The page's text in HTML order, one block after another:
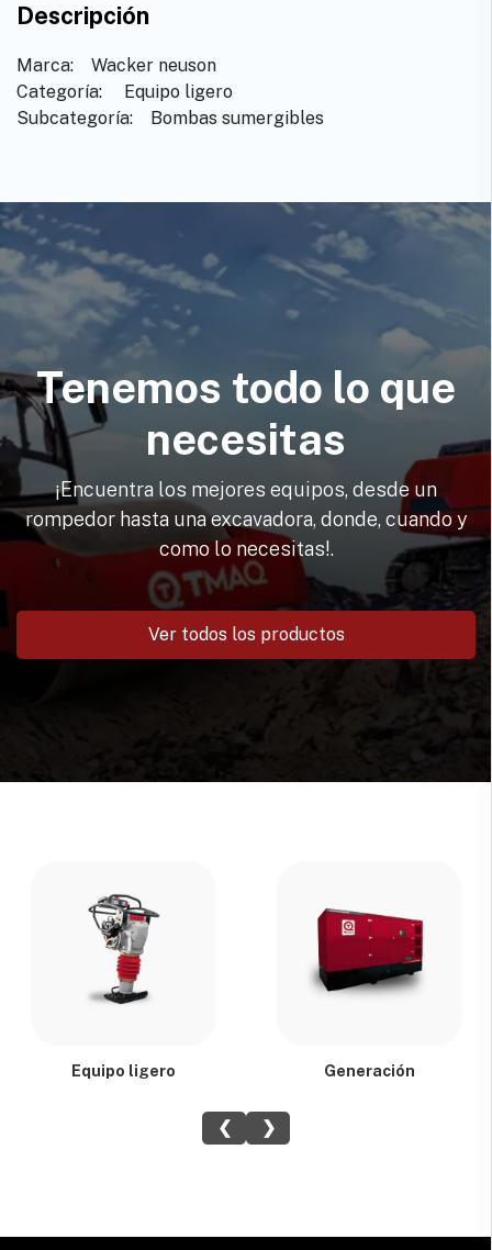
Descripción
Marca: ​ ​ ​Wacker neuson
Categoría: ​ ​Equipo ligero
Subcategoría: ​ ​Bombas sumergibles
Tenemos todo lo que
necesitas
¡Encuentra los mejores equipos, desde un
rompedor hasta una excavadora, donde, cuando y
como lo necesitas!.
Ver todos los productos
Equipo ligero Generación
❮ ❯